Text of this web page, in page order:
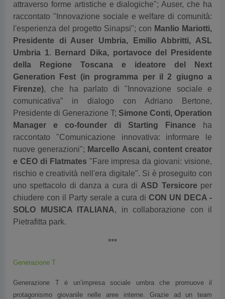
attraverso forme artistiche e dialogiche"; Auser, che ha
raccontato "Innovazione sociale e welfare di comunità:
l'esperienza del progetto Sinapsi"; con Manlio Mariotti,
Presidente di Auser Umbria, Emilio Abbritti, ASL
Umbria 1.
Bernard Dika, portavoce del Presidente
della Regione Toscana e ideatore del Next
Generation Fest (in programma per il 2 giugno a
Firenze), che ha parlato di "Innovazione sociale e
comunicativa” in dialogo con Adriano Bertone,
Presidente di Generazione T; Simone Conti, Operation
Manager e co-founder di Starting Finance
ha
raccontato "Comunicazione innovativa: informare le
nuove generazioni"; Marcello Ascani, content creator
e CEO di Flatmates "Fare impresa da giovani: visione,
rischio e creatività nell'era digitale". Si è proseguito con
uno spettacolo di danza a cura di ASD Tersicoreper
chiudere con il Party serale a cura di CON UN DECA -
SOLO MUSICA ITALIANA, in collaborazione con il
Pietrafitta park.
***
Generazione T
Generazione T è un’impresa sociale umbra che promuove il
protagonismo giovanile nelle aree interne. Grazie ad un team